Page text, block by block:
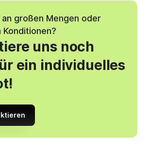
großen Mengen oder
uns noch
ein individuelles